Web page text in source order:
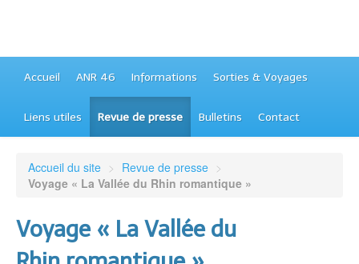
Accueil ANR 46 Informations Sorties & Voyages
Liens utiles Revue de presse Bulletins Contact
Accueil du site > Revue de presse >
Voyage « La Vallée du Rhin romantique »
Voyage « La Vallée du